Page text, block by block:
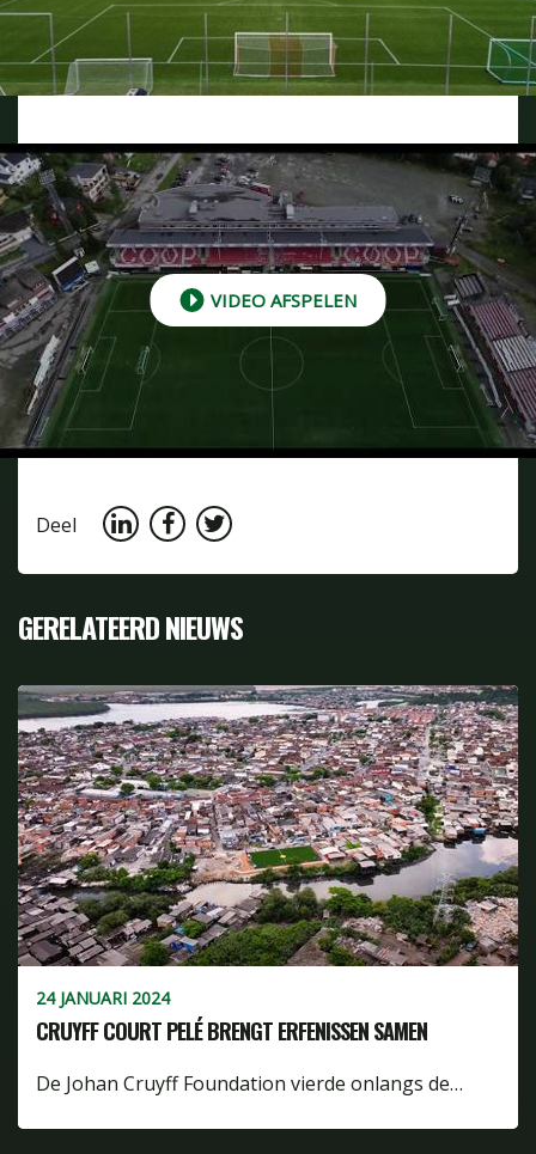
VIDEO AFSPELEN
Deel
GERELATEERD NIEUWS
24 JANUARI 2024
CRUYFF COURT PELÉ BRENGT ERFENISSEN SAMEN
De Johan Cruyff Foundation vierde onlangs de…